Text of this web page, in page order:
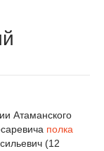
Атаманского
полка
(12